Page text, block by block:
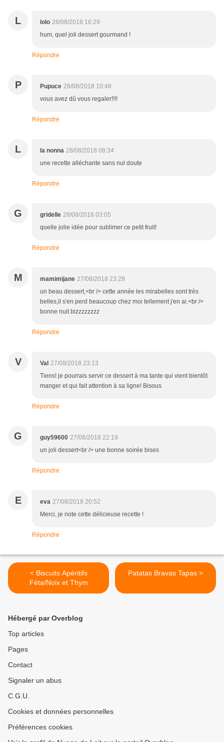
L lolo 28/08/2018 16:29
hum, quel joli dessert gourmand !
Répondre
P Pupuce 28/08/2018 10:48
vous avez dû vous regaler!!!!
Répondre
L la nonna 28/08/2018 08:34
une recette alléchante sans nul doute
Répondre
G gridelle 28/08/2018 03:05
quelle jolie idée pour sublimer ce petit fruit!
Répondre
M mamimijane 27/08/2018 23:29
un beau dessert,<br /> cette année les mirabelles sont très
belles,il s'en perd beaucoup chez moi tellement j'en ai.<br />
bonne nuit bizzzzzzzz
Répondre
V Val 27/08/2018 23:13
Tiens! je pourrais servir ce dessert à ma tante qui vient bientôt
manger et qui fait attention à sa ligne! Bisous
Répondre
G guy59600 27/08/2018 22:19
un joli dessert<br /> une bonne soirée bises
Répondre
E eva 27/08/2018 20:52
Merci, je note cette délicieuse recette !
Répondre
< Biscuits Apéritifs
Féta/Noix et Thym
Patatas Bravas Tapas >
Hébergé par Overblog
Top articles
Pages
Contact
Signaler un abus
C.G.U.
Cookies et données personnelles
Préférences cookies